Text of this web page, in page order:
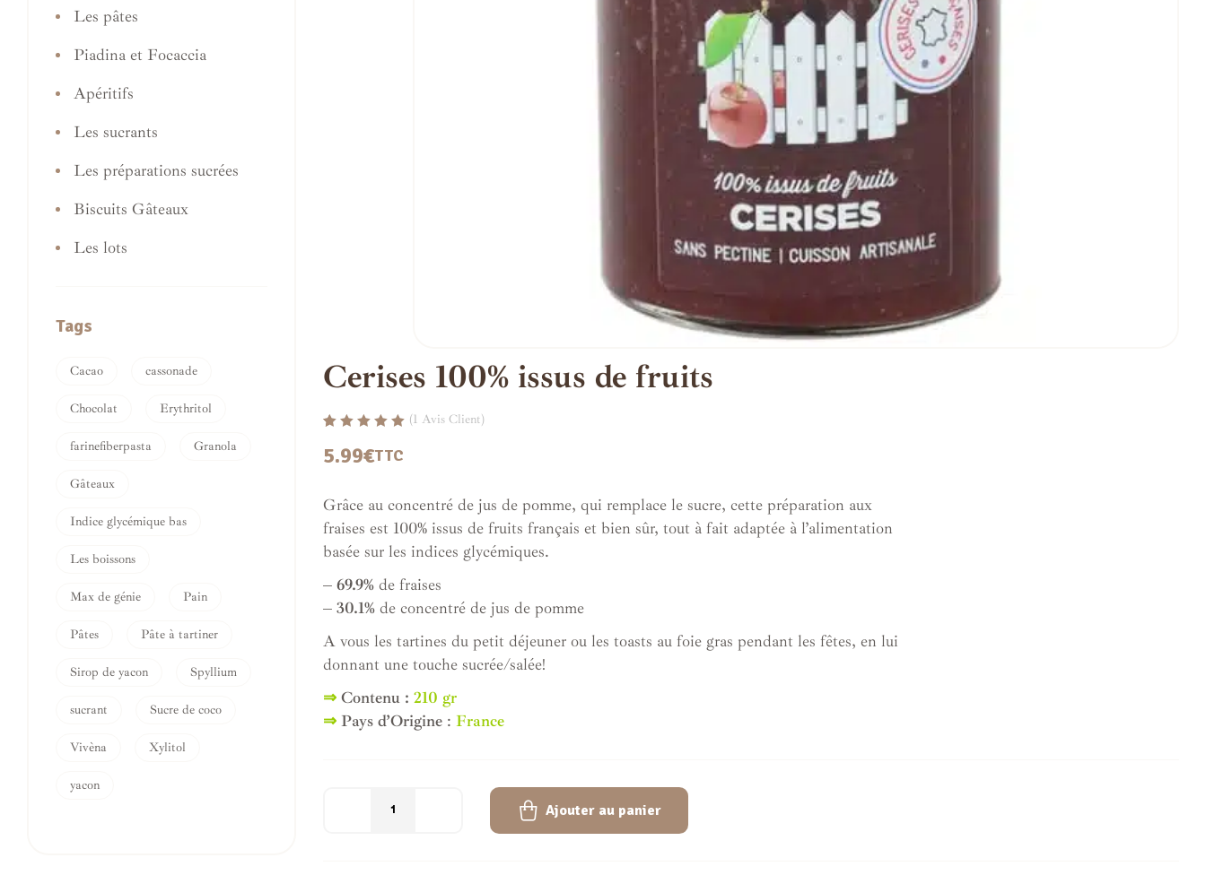
Cerises 100% issus de fruits
5 basé sur
(1 Avis Client)
5.99€TTC
Grâce au concentré de jus de pomme, qui remplace le sucre, cette préparation aux
fraises est 100% issus de fruits français et bien sûr, tout à fait adaptée à l’alimentation
basée sur les indices glycémiques.
– 69.9% de fraises
– 30.1% de concentré de jus de pomme
A vous les tartines du petit déjeuner ou les toasts au foie gras pendant les fêtes, en lui
donnant une touche sucrée/salée!
⇒ Contenu : 210 gr
⇒ Pays d’Origine : France
Ajouter au panier
Les pâtes
Piadina et Focaccia
Apéritifs
Les sucrants
Les préparations sucrées
Biscuits Gâteaux
Les lots
Tags
Cacao cassonade
Chocolat Erythritol
farinefiberpasta Granola
Gâteaux
Indice glycémique bas
Les boissons
Max de génie Pain
Pâtes Pâte à tartiner
Sirop de yacon Spyllium
sucrant Sucre de coco
Vivèna Xylitol
yacon